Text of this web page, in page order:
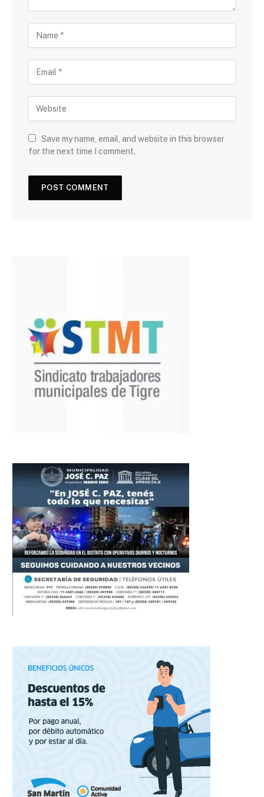
Save my name, email, and website in this browser
for the next time I comment.